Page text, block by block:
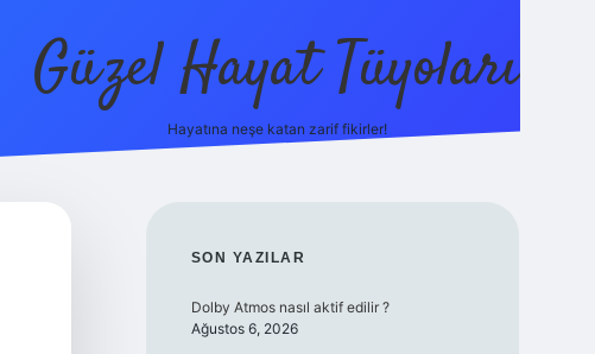
Güzel Hayat Tüyoları
Hayatına neşe katan zarif fikirler!
SIDEBAR
SON YAZILAR
Dolby Atmos nasıl aktif edilir ?
Ağustos 6, 2026